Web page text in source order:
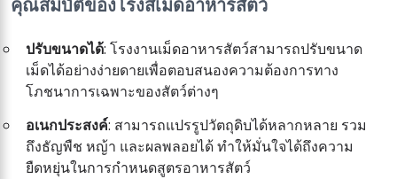
คุณสมบัติของโรงสีเม็ดอาหารสัตว์
ปรับขนาดได้: โรงงานเม็ดอาหารสัตว์สามารถปรับขนาด
เม็ดได้อย่างง่ายดายเพื่อตอบสนองความต้องการทาง
โภชนาการเฉพาะของสัตว์ต่างๆ
อเนกประสงค์: สามารถแปรรูปวัตถุดิบได้หลากหลาย รวม
ถึงธัญพืช หญ้า และผลพลอยได้ ทำให้มั่นใจได้ถึงความ
ยืดหยุ่นในการกำหนดสูตรอาหารสัตว์